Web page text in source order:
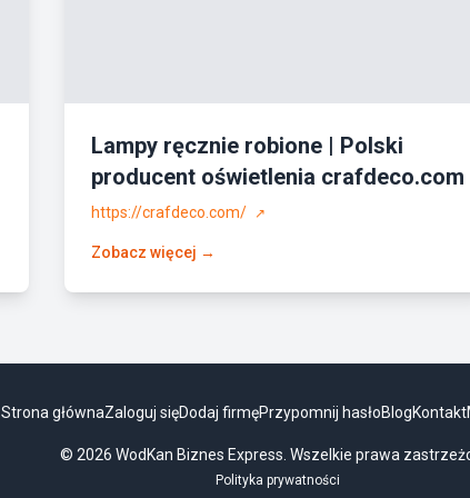
Lampy ręcznie robione | Polski
producent oświetlenia crafdeco.com
https://crafdeco.com/ ↗
Zobacz więcej →
Strona głównaZaloguj sięDodaj firmęPrzypomnij hasłoBlogKontakt
© 2026 WodKan Biznes Express. Wszelkie prawa
Polityka prywatności